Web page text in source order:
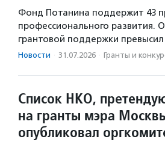
Фонд Потанина поддержит 43
профессионального развития.
грантовой поддержки
Новости · 31.07.2026 · Гранты и
Список НКО,
на гранты мэра
опубликовал